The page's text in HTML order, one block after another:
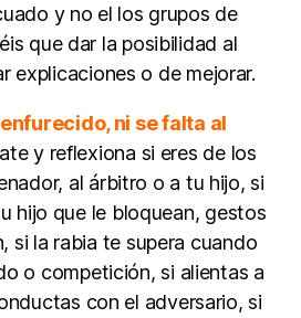
y no el los grupos de
que dar la posibilidad al
explicaciones o de mejorar.
ni se falta al
y reflexiona si eres de los
al árbitro o a tu hijo, si
hijo que le bloquean, gestos
si la rabia te supera cuando
o competición, si alientas a
con el adversario, si